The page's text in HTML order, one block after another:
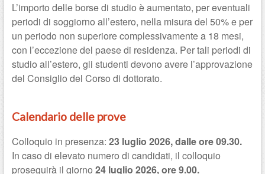
L’importo delle borse di studio è aumentato, per eventuali
periodi di soggiorno all’estero, nella misura del 50% e per
un periodo non superiore complessivamente a 18 mesi,
con l’eccezione del paese di residenza. Per tali periodi di
studio all’estero, gli studenti devono avere l’approvazione
del Consiglio del Corso di dottorato.
Calendario delle prove
Colloquio in presenza: 23 luglio 2026, dalle ore 09.30.
In caso di elevato numero di candidati, il colloquio
proseguirà il giorno 24 luglio 2026, ore 9.00.